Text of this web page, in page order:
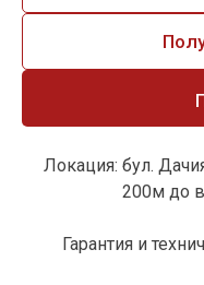
Локация: бул.
200м до
Гарантия и